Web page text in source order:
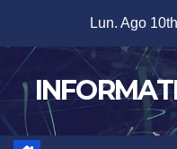
content
Lun. Ago